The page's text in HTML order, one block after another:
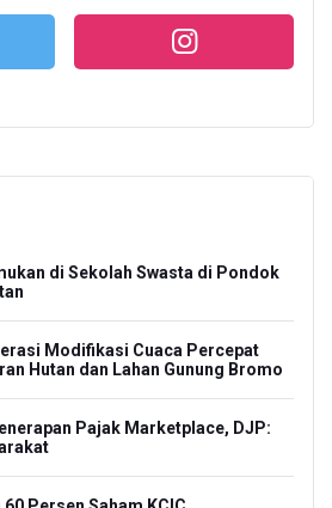
di Sekolah Swasta di Pondok
Modifikasi Cuaca Percepat
Hutan dan Lahan Gunung Bromo
Pajak Marketplace, DJP: